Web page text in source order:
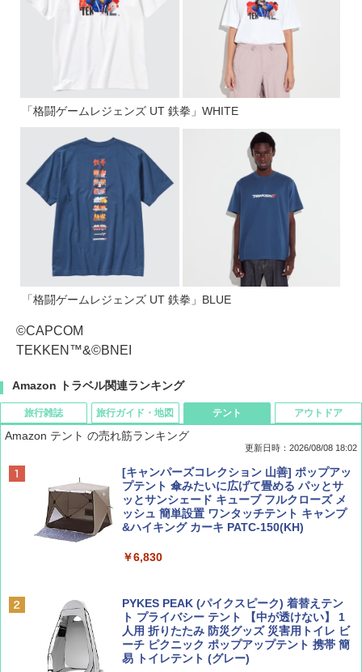
「格闘ゲームレジェンズ UT 鉄拳」WHITE
「格闘ゲームレジェンズ UT 鉄拳」BLUE
©CAPCOM
TEKKEN™&©BNEI
Amazon トラベル関連ランキング
旅行雑誌
BE-PAL(ビ-パル) 2026年 9 月号【特別付録:
SOTO ミニマル"旅"財布 ランダム2種】
￥1,500
￥713
旅行ガイド・地図
D40 地球の歩き方 チェンマイ タイ北部の魅
力的な町 2026～2027 地球の歩き方D アジア
￥2,079
￥2,695
テント
Amazon テント の売れ筋ランキング
更新日時：2026/08/08 18:02
[キャンパーズコレクション 山善] ポップアッ
プテント 傘みたいに広げて畳める パッとサ
ッとサンシェード キューブ フルクローズ メ
ッシュ 簡単設置 ワンタッチテント キャンプ
&ハイキング カーキ PATC-150(KH)
￥6,830
PYKES PEAK (パイクスピーク) 着替えテン
ト プライバシー テント 【中が透けない】 1
人用 折りたたみ 防災グッズ 災害用トイレ ビ
ーチ ピクニック ポップアップテント 携帯 簡
易 トイレテント (グレー)
アウトドア